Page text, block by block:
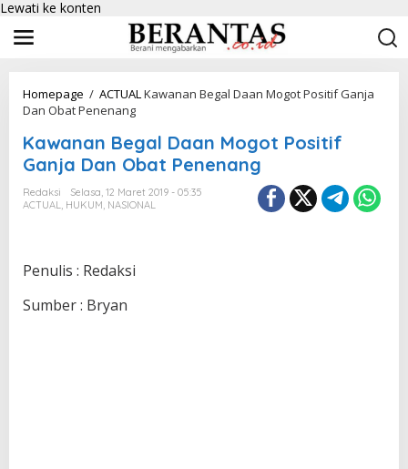
Lewati ke konten
Homepage / ACTUALKawanan Begal Daan Mogot Positif Ganja
Dan Obat Penenang
Kawanan Begal Daan Mogot Positif
Ganja Dan Obat Penenang
Redaksi
Selasa, 12 Maret 2019 - 05:35
ACTUAL, HUKUM, NASIONAL
Penulis : Redaksi
Sumber : Bryan